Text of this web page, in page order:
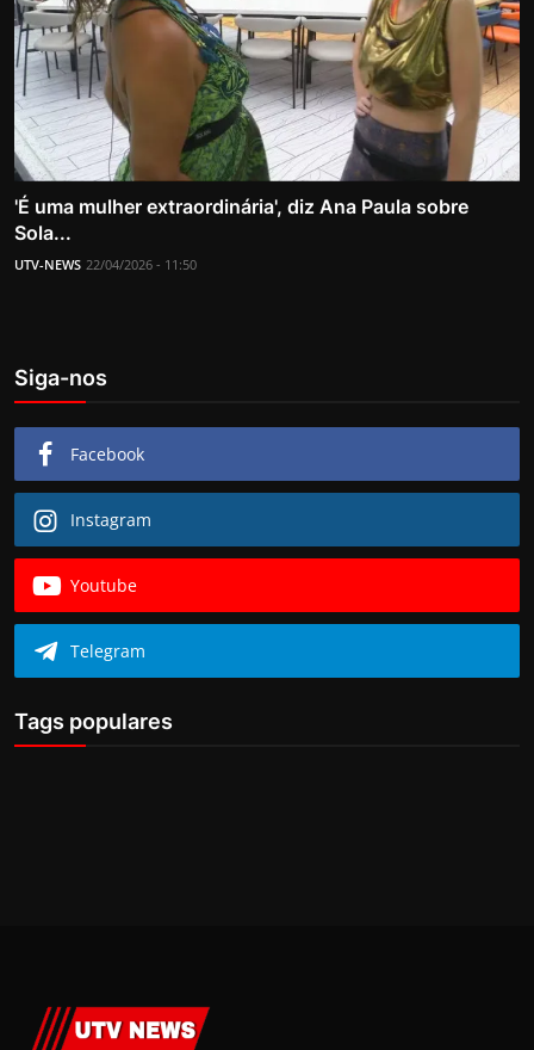
'É uma mulher extraordinária', diz Ana Paula sobre
Sola...
UTV-NEWS 22/04/2026 - 11:50
Siga-nos
Facebook
Instagram
Youtube
Telegram
Tags populares